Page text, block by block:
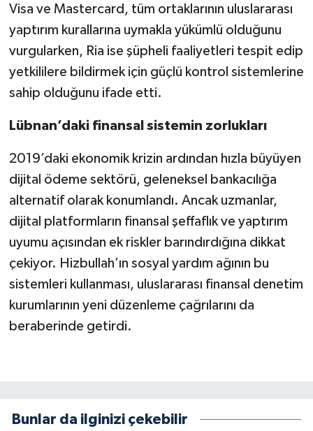
Visa ve Mastercard, tüm ortaklarının uluslararası
yaptırım kurallarına uymakla yükümlü olduğunu
vurgularken, Ria ise şüpheli faaliyetleri tespit edip
yetkililere bildirmek için güçlü kontrol sistemlerine
sahip olduğunu ifade etti.
Lübnan’daki finansal sistemin zorlukları
2019’daki ekonomik krizin ardından hızla büyüyen
dijital ödeme sektörü, geleneksel bankacılığa
alternatif olarak konumlandı. Ancak uzmanlar,
dijital platformların finansal şeffaflık ve yaptırım
uyumu açısından ek riskler barındırdığına dikkat
çekiyor. Hizbullah’ın sosyal yardım ağının bu
sistemleri kullanması, uluslararası finansal denetim
kurumlarının yeni düzenleme çağrılarını da
beraberinde getirdi.
Bunlar da ilginizi çekebilir